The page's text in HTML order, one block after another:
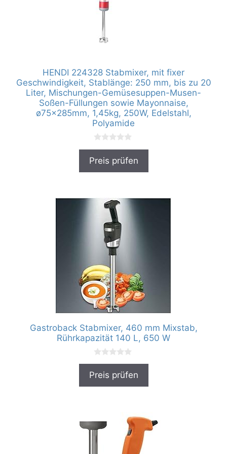
HENDI 224328 Stabmixer, mit fixer
Geschwindigkeit, Stablänge: 250 mm, bis zu 20
Liter, Mischungen-Gemüsesuppen-Musen-
Soßen-Füllungen sowie Mayonnaise,
ø75x285mm, 1,45kg, 250W, Edelstahl,
Polyamide
o
Preis prüfen
Gastroback Stabmixer, 460 mm Mixstab,
Rührkapazität 140 L, 650 W
0
o
Preis prüfen